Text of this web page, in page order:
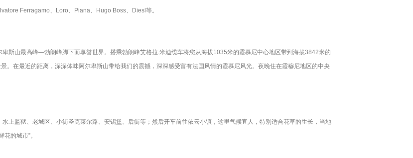
Ferragamo、Loro、Piana、Hugo Boss、Diesl等。
斯山最高峰—勃朗峰脚下而享誉世界。搭乘勃朗峰艾格拉.米迪缆车将您从海拔1035米的霞慕尼中心地区带到海拔3842米的
。在最近的距离，深深体味阿尔卑斯山带给我们的震撼，深深感受富有法国风情的霞慕尼风光。夜晚住在霞穆尼地区的中央
上监狱、老城区、小街圣克莱尔路、安锡堡、后街等；然后开车前往依云小镇，这里气候宜人，特别适合花草的生长，当地
的城市”。